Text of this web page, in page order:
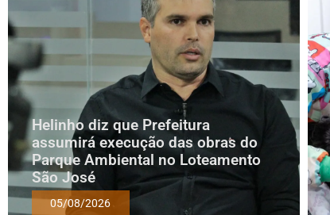
Helinho diz que Prefeitura
assumirá execução das obras do
Parque Ambiental no Loteamento
São José
05/08/2026